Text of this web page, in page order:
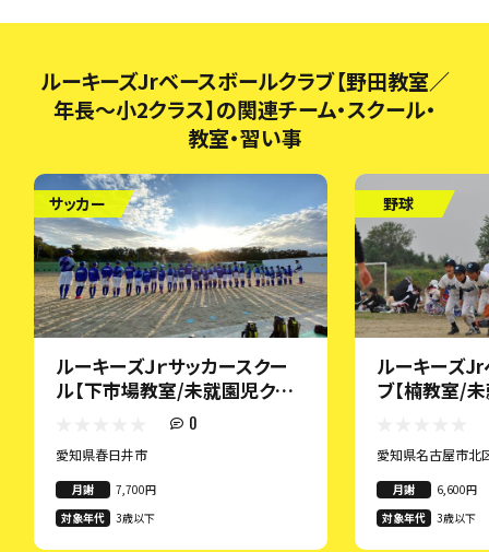
ルーキーズJrベースボールクラブ【野田教室／
年長～小2クラス】の関連チーム・スクール・
教室・習い事
サッカー
ルーキーズＪｒサッカースクー
ル【下市場教室/未就園児クラ
0
愛知県春日井市
月謝
7,700円
対象年代
3歳以下
野球
ルーキーズ
ブ【楠教室/
愛知県名古屋市北
月謝
6,600円
対象年代
3歳以下